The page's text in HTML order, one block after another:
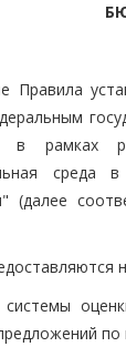
Правила
в рамках
среда
(далее